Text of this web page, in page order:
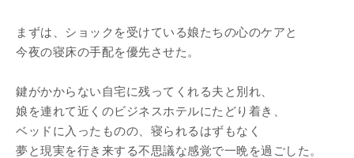
まずは、ショックを受けている娘たちの心のケアと
今夜の寝床の手配を優先させた。
鍵がかからない自宅に残ってくれる夫と別れ、
娘を連れて近くのビジネスホテルにたどり着き、
ベッドに入ったものの、寝られるはずもなく
夢と現実を行き来する不思議な感覚で一晩を過ごした。